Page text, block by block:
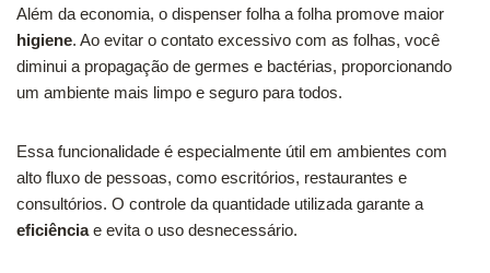
Além da economia, o dispenser folha a folha promove maior
higiene. Ao evitar o contato excessivo com as folhas, você
diminui a propagação de germes e bactérias, proporcionando
um ambiente mais limpo e seguro para todos.
Essa funcionalidade é especialmente útil em ambientes com
alto fluxo de pessoas, como escritórios, restaurantes e
consultórios. O controle da quantidade utilizada garante a
eficiênciae evita o uso desnecessário.